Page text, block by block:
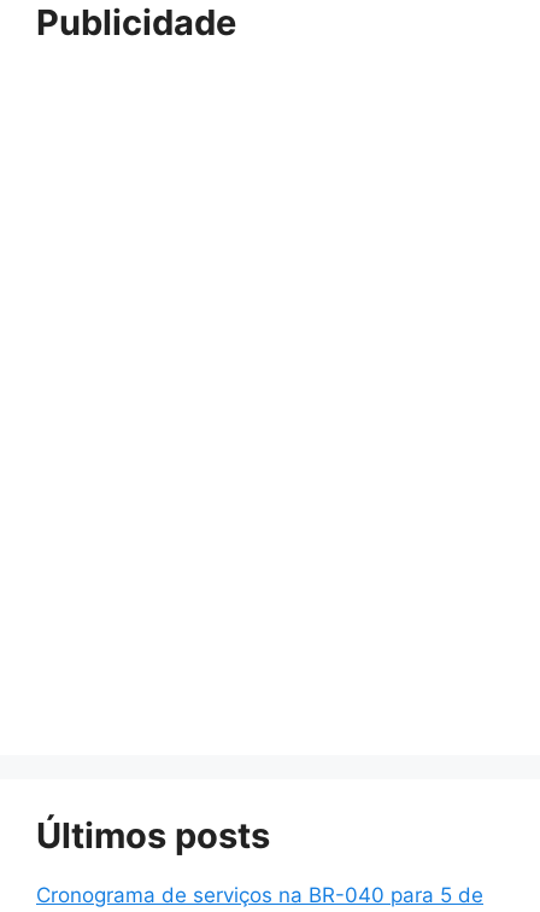
Publicidade
Últimos posts
Cronograma de serviços na BR-040 para 5 de